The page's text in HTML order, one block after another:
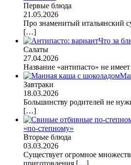
Первые блюда
21.05.2026
Про знаменитый итальянский
[…]
Что за
Салаты
27.04.2026
Название «антипасто» не
Завтраки
18.03.2026
Большинству родителей не
[…]
«по-степному»
Вторые блюда
03.03.2026
Существует огромное
приготовления […]